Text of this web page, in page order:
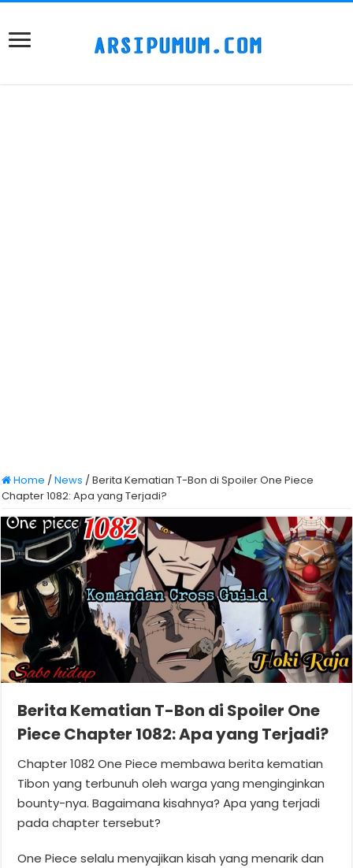
Home /News /Berita Kematian T-Bon di Spoiler One Piece
Chapter 1082: Apa yang Terjadi?
Berita Kematian T-Bon di Spoiler One
Piece Chapter 1082: Apa yang Terjadi?
Chapter 1082 One Piece membawa berita kematian
Tibon yang terbunuh oleh warga yang menginginkan
bounty-nya. Bagaimana kisahnya? Apa yang terjadi
pada chapter tersebut?
One Piece selalu menyajikan kisah yang menarik dan